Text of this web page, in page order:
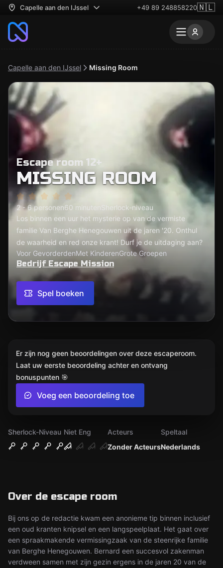
Capelle aan den IJssel +49 89 248858220🇳🇱
Capelle aan den IJssel Missing Room
Escape room 12+
MISSING ROOM
2 - 6 personen60 minuten Sherlock-niveau
Los binnen een uur het mysterie op van de vermiste
familie Van Berghe Henegouwen uit de jaren '20. Onthul
de waarheid en red onze krant! Durf je de uitdaging aan?
Voor GevorderdenMet KinderenGrote Groepen
Bedrijf Escape Mission
Spel boeken
Sherlock-Niveau Niet Eng
Zonder Acteurs
Acteurs
Nederlands
Speltaal
Over de escape room
Bij ons op de redactie kwam een anonieme tip binnen inclusief
een oud kranten knipsel en een langspeelplaat. Het gaat over
een spraakmakende vermissingzaak van de steenrijke familie
van Berghe Henegouwen. Bernard een succesvol zakenman
verdween samen met zijn gezin ergens in de jaren 20 van de
Er zijn nog geen beoordelingen over deze escaperoom.
Laat uw eerste beoordeling achter en ontvang
bonuspunten 🎯
Voeg een beoordeling toe